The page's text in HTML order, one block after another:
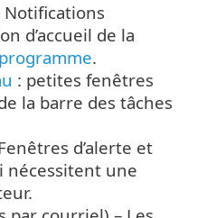
Notifications
d’accueil de la
.
: petites fenêtres
la barre des tâches
d’alerte et
nécessitent une